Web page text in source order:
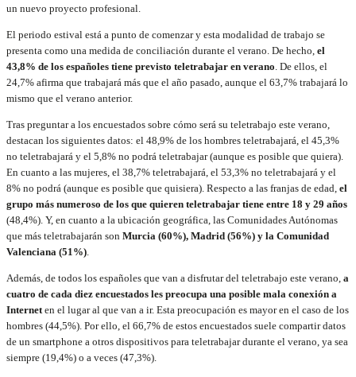
un nuevo proyecto profesional.
El periodo estival está a punto de comenzar y esta modalidad de trabajo se
presenta como una medida de conciliación durante el verano. De hecho, el
43,8% de los españoles tiene previsto teletrabajar en verano. De ellos, el
24,7% afirma que trabajará más que el año pasado, aunque el 63,7% trabajará lo
mismo que el verano anterior.
Tras preguntar a los encuestados sobre cómo será su teletrabajo este verano,
destacan los siguientes datos: el 48,9% de los hombres teletrabajará, el 45,3%
no teletrabajará y el 5,8% no podrá teletrabajar (aunque es posible que quiera).
En cuanto a las mujeres, el 38,7% teletrabajará, el 53,3% no teletrabajará y el
8% no podrá (aunque es posible que quisiera). Respecto a las franjas de edad, el
grupo más numeroso de los que quieren teletrabajar tiene entre 18 y 29 años
(48,4%). Y, en cuanto a la ubicación geográfica, las Comunidades Autónomas
que más teletrabajarán son Murcia (60%), Madrid (56%) y la Comunidad
Valenciana (51%).
Además, de todos los españoles que van a disfrutar del teletrabajo este verano, a
cuatro de cada diez encuestados les preocupa una posible mala conexión a
Interneten el lugar al que van a ir. Esta preocupación es mayor en el caso de los
hombres (44,5%). Por ello, el 66,7% de estos encuestados suele compartir datos
de un smartphone a otros dispositivos para teletrabajar durante el verano, ya sea
siempre (19,4%) o a veces (47,3%).